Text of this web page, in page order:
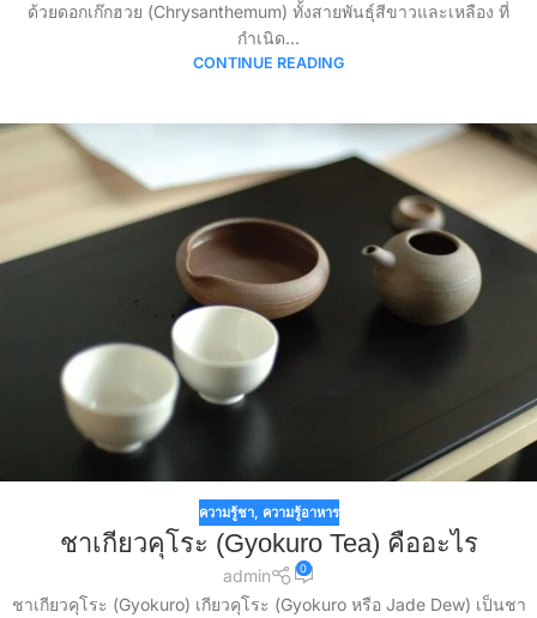
ด้วยดอกเก๊กฮวย (Chrysanthemum) ทั้งสายพันธุ์สีขาวและเหลือง ที่
กำเนิด...
CONTINUE READING
ความรู้ชา, ความรู้อาหาร
ชาเกียวคุโระ (Gyokuro Tea) คืออะไร
admin 0
ชาเกียวคุโระ (Gyokuro) เกียวคุโระ (Gyokuro หรือ Jade Dew) เป็นชา